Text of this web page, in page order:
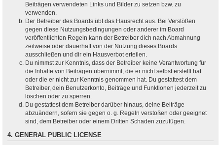
Beiträgen verwendeten Links und Bilder zu setzen bzw. zu
verwenden.
Der Betreiber des Boards übt das Hausrecht aus. Bei Verstößen
gegen diese Nutzungsbedingungen oder anderer im Board
veröffentlichten Regeln kann der Betreiber dich nach Abmahnung
zeitweise oder dauerhaft von der Nutzung dieses Boards
ausschließen und dir ein Hausverbot erteilen.
Du nimmst zur Kenntnis, dass der Betreiber keine Verantwortung für
die Inhalte von Beiträgen übernimmt, die er nicht selbst erstellt hat
oder die er nicht zur Kenntnis genommen hat. Du gestattest dem
Betreiber, dein Benutzerkonto, Beiträge und Funktionen jederzeit zu
löschen oder zu sperren.
Du gestattest dem Betreiber darüber hinaus, deine Beiträge
abzuändern, sofern sie gegen o. g. Regeln verstoßen oder geeignet
sind, dem Betreiber oder einem Dritten Schaden zuzufügen.
4. GENERAL PUBLIC LICENSE